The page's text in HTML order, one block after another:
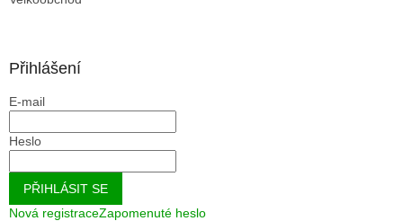
Přihlášení
E-mail
Heslo
PŘIHLÁSIT SE
Nová registraceZapomenuté heslo